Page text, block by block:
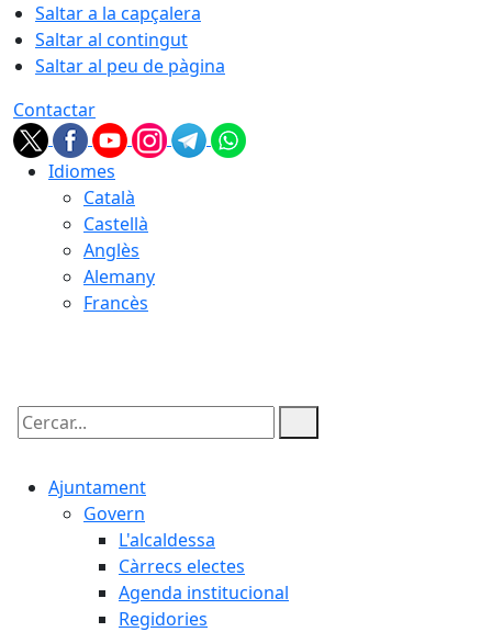
Saltar a la capçalera
Saltar al contingut
Saltar al peu de pàgina
Contactar
Idiomes
Català
Castellà
Anglès
Alemany
Francès
Cercar:
Ajuntament
Govern
L'alcaldessa
Càrrecs electes
Agenda institucional
Regidories